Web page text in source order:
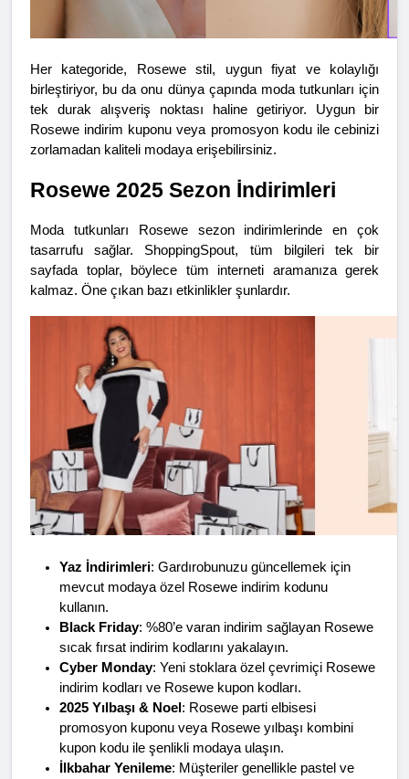
Her kategoride, Rosewe stil, uygun fiyat ve kolaylığı
birleştiriyor, bu da onu dünya çapında moda tutkunları için
tek durak alışveriş noktası haline getiriyor. Uygun bir
Rosewe indirim kuponu veya promosyon kodu ile cebinizi
zorlamadan kaliteli modaya erişebilirsiniz.
Rosewe 2025 Sezon İndirimleri
Moda tutkunları Rosewe sezon indirimlerinde en çok
tasarrufu sağlar. ShoppingSpout, tüm bilgileri tek bir
sayfada toplar, böylece tüm interneti aramanıza gerek
kalmaz. Öne çıkan bazı etkinlikler şunlardır.
Yaz İndirimleri: Gardırobunuzu güncellemek için
mevcut modaya özel Rosewe indirim kodunu
kullanın.
Black Friday: %80’e varan indirim sağlayan Rosewe
sıcak fırsat indirim kodlarını yakalayın.
Cyber Monday: Yeni stoklara özel çevrimiçi Rosewe
indirim kodları ve Rosewe kupon kodları.
2025 Yılbaşı & Noel : Rosewe parti elbisesi
promosyon kuponu veya Rosewe yılbaşı kombini
kupon kodu ile şenlikli modaya ulaşın.
İlkbahar Yenileme: Müşteriler genellikle pastel ve